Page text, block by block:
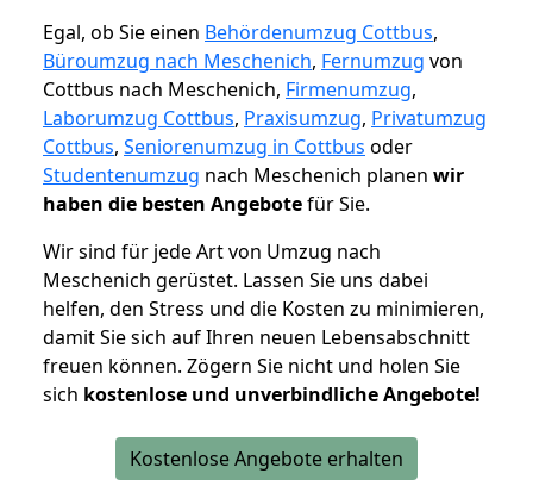
Egal, ob Sie einen Behördenumzug Cottbus,
Büroumzug nach Meschenich, Fernumzug von
Cottbus nach Meschenich, Firmenumzug,
Laborumzug Cottbus, Praxisumzug, Privatumzug
Cottbus, Seniorenumzug in Cottbus oder
Studentenumzug nach Meschenich planen wir
haben die besten Angebotefür Sie.
Wir sind für jede Art von Umzug nach
Meschenich gerüstet. Lassen Sie uns dabei
helfen, den Stress und die Kosten zu minimieren,
damit Sie sich auf Ihren neuen Lebensabschnitt
freuen können. Zögern Sie nicht und holen Sie
sich kostenlose und unverbindliche Angebote!
Kostenlose Angebote erhalten